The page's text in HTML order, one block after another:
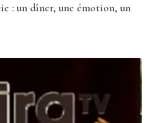
: un dîner, une émotion, un